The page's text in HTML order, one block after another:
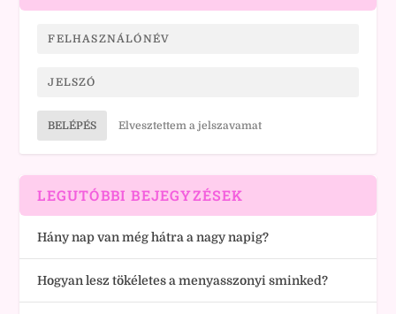
BELÉPÉS Elvesztettem a jelszavamat
LEGUTÓBBI BEJEGYZÉSEK
Hány nap van még hátra a nagy napig?
Hogyan lesz tökéletes a menyasszonyi sminked?